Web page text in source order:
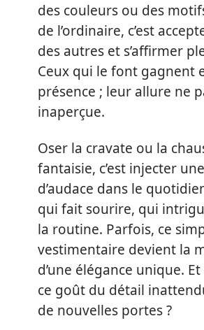
des couleurs ou des
de l’ordinaire, c’est
des autres et s’affirmer
Ceux qui le font gagnent
présence ; leur allure ne
inaperçue.
Oser la cravate ou la
fantaisie, c’est injecter
d’audace dans le
qui fait sourire, qui
la routine. Parfois, ce
vestimentaire devient la
d’une élégance unique.
ce goût du détail
de nouvelles portes ?